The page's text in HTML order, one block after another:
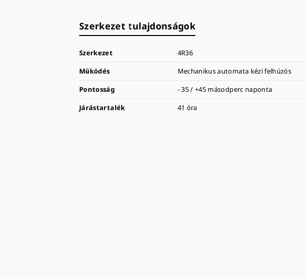
Szerkezet tulajdonságok
Szerkezet
4R36
Működés
Mechanikus automata kézi felhúzós
Pontosság
- 35 / +45 másodperc naponta
Járástartalék
41 óra